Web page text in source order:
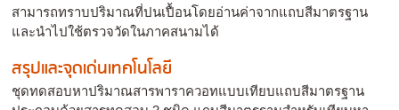
สามารถทราบปริมาณที่ปนเปื้อนโดยอ่านค่าจากแถบสีมาตรฐาน
และนำไปใช้ตรวจวัดในภาคสนามได้
สรุปและจุดเด่นเทคโนโลยี
ชุดทดสอบหาปริมาณสารพาราควอทแบบเทียบแถบสีมาตรฐาน